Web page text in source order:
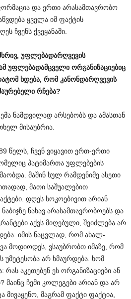
და ერთი არასამთავრობო
ყველა იმ ფაქტის
ჩვენს ქვეყანაში.
, უფლებადარღვევის
უფლებადამცველი ორგანიზაციებიც
ხდება, რომ კანონდარღვევის
რჩება?
ნამდვილად არსებობს და ამასთან
მისაუბრია.
წელს, ჩვენ ვიყავით ერთ-ერთი
პატიმართა უფლებების
მაშინ სულ რამდენიმე ასეთი
მათი საშუალებით
დღეს სოკოებივით არიან
ნახავ არასამთავრობოებს და
აქვს მიღებული, შეიძლება არ
იმის ნაცვლად, რომ ახალ-
მოდიოდეს, ვსაუბრობთ იმაზე, რომ
უმეტესობა არ ხმაურდება. ხომ
რას აკეთებენ ეს ორგანიზაციები ან
მაინც ჩემი კოლეგები არიან და არ
მივაყენო, მაგრამ ფაქტი ფაქტია,